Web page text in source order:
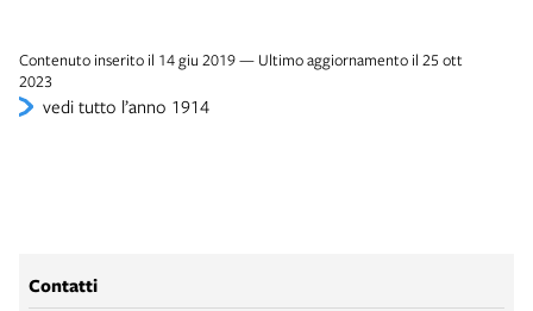
Contenuto inserito il 14 giu 2019 — Ultimo aggiornamento il 25 ott
2023
vedi tutto l’anno 1914
Contatti